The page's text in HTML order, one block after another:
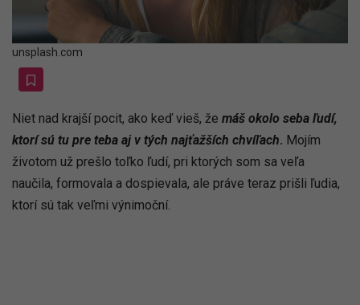
unsplash.com
Niet nad krajší pocit, ako keď vieš, že máš okolo seba ľudí,
ktorí sú tu pre teba aj v tých najťažších chvíľach. Mojím
životom už prešlo toľko ľudí, pri ktorých som sa veľa
naučila, formovala a dospievala, ale práve teraz prišli ľudia,
ktorí sú tak veľmi výnimoční.